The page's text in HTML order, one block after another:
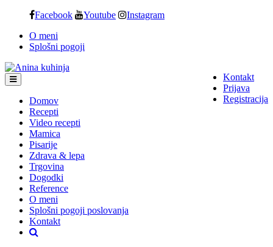
content
Facebook Youtube Instagram
O meni
Splošni pogoji
Kontakt
Prijava
Registracija
Domov
Recepti
Video recepti
Mamica
Pisarije
Zdrava & lepa
Trgovina
Dogodki
Reference
O meni
Splošni pogoji poslovanja
Kontakt